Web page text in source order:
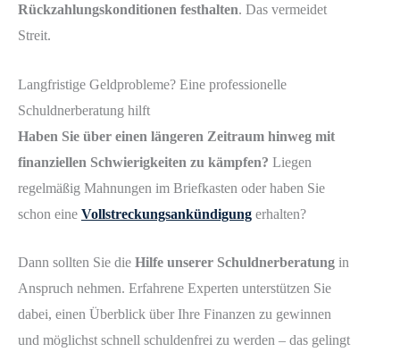
Rückzahlungskonditionen festhalten. Das vermeidet
Streit.
Langfristige Geldprobleme? Eine professionelle
Schuldnerberatung hilft
Haben Sie über einen längeren Zeitraum hinweg mit
finanziellen Schwierigkeiten zu kämpfen? Liegen
regelmäßig Mahnungen im Briefkasten oder haben Sie
schon eine Vollstreckungsankündigung erhalten?
Dann sollten Sie die Hilfe unserer Schuldnerberatung in
Anspruch nehmen. Erfahrene Experten unterstützen Sie
dabei, einen Überblick über Ihre Finanzen zu gewinnen
und möglichst schnell schuldenfrei zu werden – das gelingt